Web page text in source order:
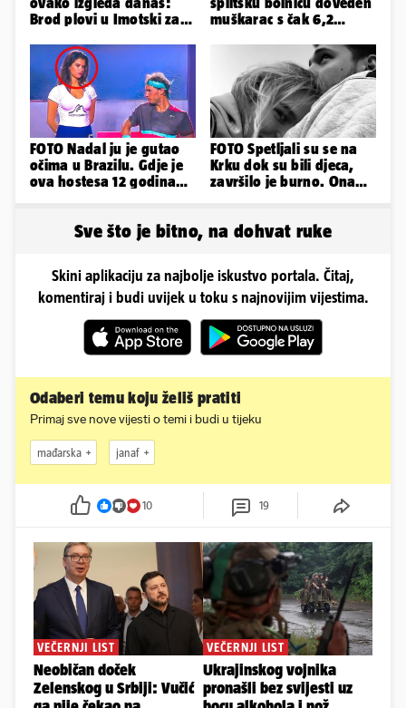
Brod plovi u Imotski za
muškarac s čak 6,2
FOTO Nadal ju je gutao
očima u Brazilu. Gdje je
ova hostesa 12 godina
FOTO Spetljali su se na
Krku dok su bili djeca,
završilo je burno. Ona
Sve što je bitno, na dohvat ruke
Skini aplikaciju za najbolje iskustvo portala. Čitaj,
komentiraj i budi uvijek u toku s najnovijim vijestima.
Odaberi temu koju želiš pratiti
Primaj sve nove vijesti o temi i budi u tijeku
mađarska janaf
10 19